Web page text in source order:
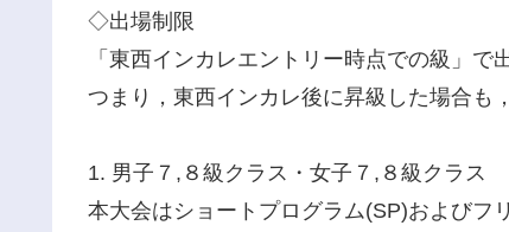
◇出場制限
「東西インカレエントリー時点での級」で
つまり，東西インカレ後に昇級した場合も
1. 男子７,８級クラス・女子７,８級クラス
本大会はショートプログラム(SP)およびフ